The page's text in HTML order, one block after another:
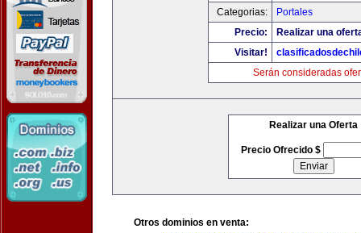
Categorias:
Portales
Precio:
Realizar una
Visitar!
Serán consideradas
Realizar una Oferta
Precio Ofrecido $
Otros dominios en venta: